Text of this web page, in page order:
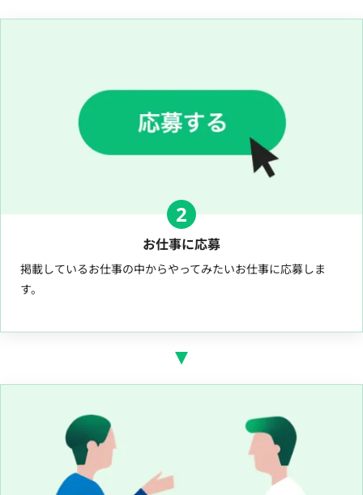
2
お仕事に応募
掲載しているお仕事の中からやってみたいお仕事に応募しま
す。